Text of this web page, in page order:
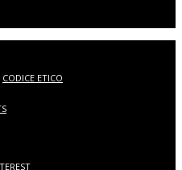
CODICE ETICO